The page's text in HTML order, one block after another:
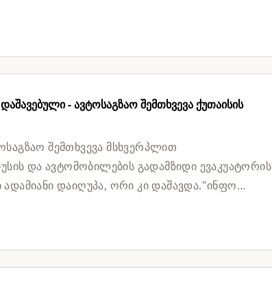
- ავტოსაგზაო შემთხვევა ქუთაისის
შემთხვევა მსხვერპლით
და ავტომობილების გადამზიდი ევაკუატორის
ადამიანი დაიღუპა, ორი კი დაშავდა."ინფო